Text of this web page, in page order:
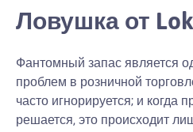
Ловушка от
Фантомный запас является
проблем в розничной
часто игнорируется; и когда
решается, это происходит